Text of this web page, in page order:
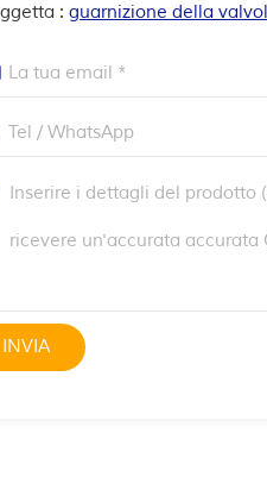
: guarnizione della